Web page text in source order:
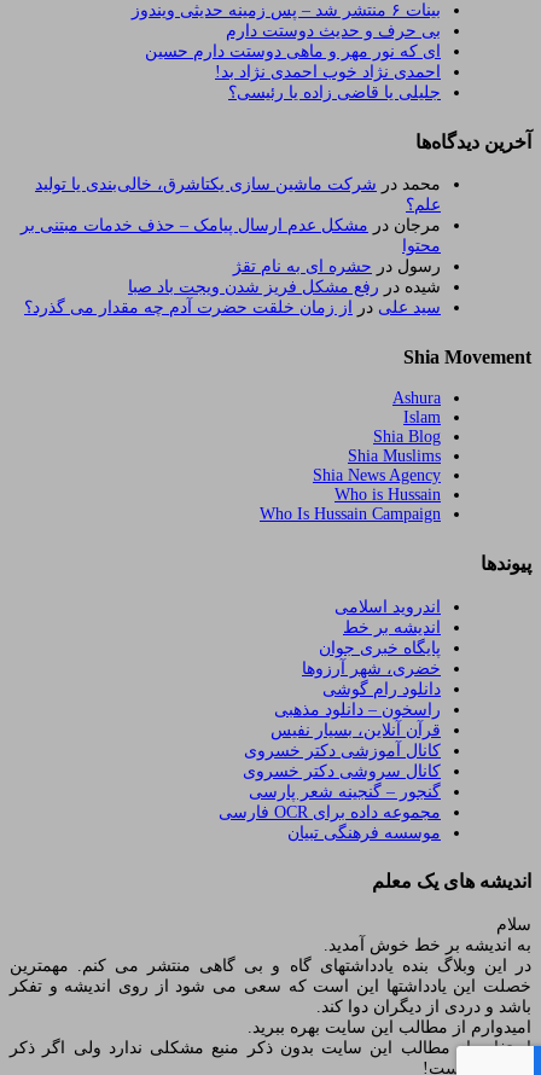
بینات ۶ منتشر شد – پس زمینه حدیثی ویندوز
بی حرف و حدیث دوستت دارم
ای که نور مهر و ماهی دوستت دارم حسین
احمدی نژاد خوب احمدی نژاد بد!
جلیلی یا قاضی زاده یا رئیسی؟
آخرین دیدگاه‌ها
محمد در شرکت ماشین سازی یکتاشرق، خالی‌بندی یا تولید
علم؟
مرجان در مشکل عدم ارسال پیامک – حذف خدمات مبتنی بر
محتوا
رسول در حشره ای به نام تقژ
شیده در رفع مشکل فریز شدن ویجت باد صبا
سید علی در از زمان خلقت حضرت آدم چه مقدار می گذرد؟
Shia Movement
Ashura
Islam
Shia Blog
Shia Muslims
Shia News Agency
Who is Hussain
Who Is Hussain Campaign
پیوندها
اندروید اسلامی
اندیشه بر خط
پایگاه خبری جوان
خضری، شهر آرزوها
دانلود رام گوشی
راسخون – دانلود مذهبی
قرآن آنلاین، بسیار نفیس
کانال آموزشی دکتر خسروی
کانال سروشی دکتر خسروی
گنجور – گنجینه شعر پارسی
مجموعه داده برای OCR فارسی
موسسه فرهنگی تبیان
اندیشه های یک معلم
سلام
به اندیشه بر خط خوش آمدید.
در این وبلاگ بنده یادداشتهای گاه و بی گاهی منتشر می کنم. مهمترین
خصلت این یادداشتها این است که سعی می شود از روی اندیشه و تفکر
باشد و دردی از دیگران دوا کند.
امیدوارم از مطالب این سایت بهره ببرید.
استفاده از مطالب این سایت بدون ذکر منبع مشکلی ندارد ولی اگر ذکر
شود بهتر است!